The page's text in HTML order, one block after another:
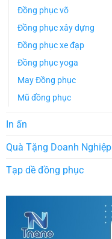
Đồng phục võ
Đồng phục xây dựng
Đồng phục xe đạp
Đồng phục yoga
May Đồng phục
Mũ đồng phục
In ấn
Quà Tặng Doanh Nghiệp
Tạp dề đồng phục